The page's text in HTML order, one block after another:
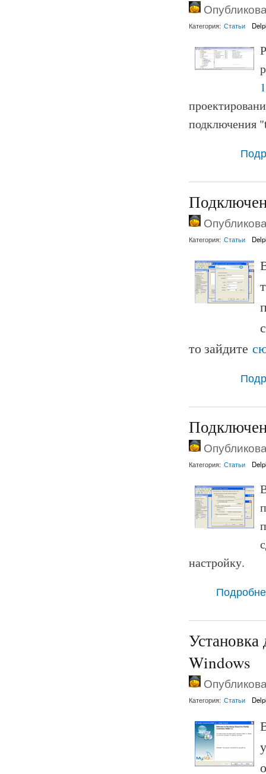
Категория: Статьи
1
подключения
Категория: Статьи
то зайдите
Категория: Статьи
настройку.
Windows
Категория: Статьи